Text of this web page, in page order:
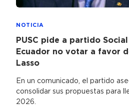
NOTICIA
PUSC pide a partido
Ecuador no votar a favor
Lasso
En un comunicado, el partido
consolidar sus propuestas para
2026.